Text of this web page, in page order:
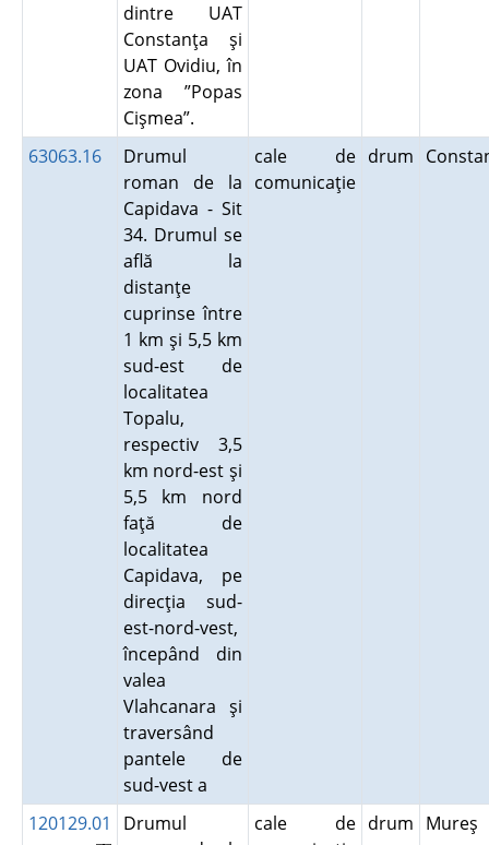
dintre UAT
Constanţa şi
UAT Ovidiu, în
zona ”Popas
Cişmea”.
63063.16
Drumul
roman de la
Capidava - Sit
34. Drumul se
află la
distanţe
cuprinse între
1 km şi 5,5 km
sud-est de
localitatea
Topalu,
respectiv 3,5
km nord-est şi
5,5 km nord
faţă de
localitatea
Capidava, pe
direcţia sud-
est-nord-vest,
începând din
valea
Vlahcanara şi
traversând
pantele de
sud-vest a
cale de
comunicaţie
drum
120129.01
Drumul
cale de drum Mureş